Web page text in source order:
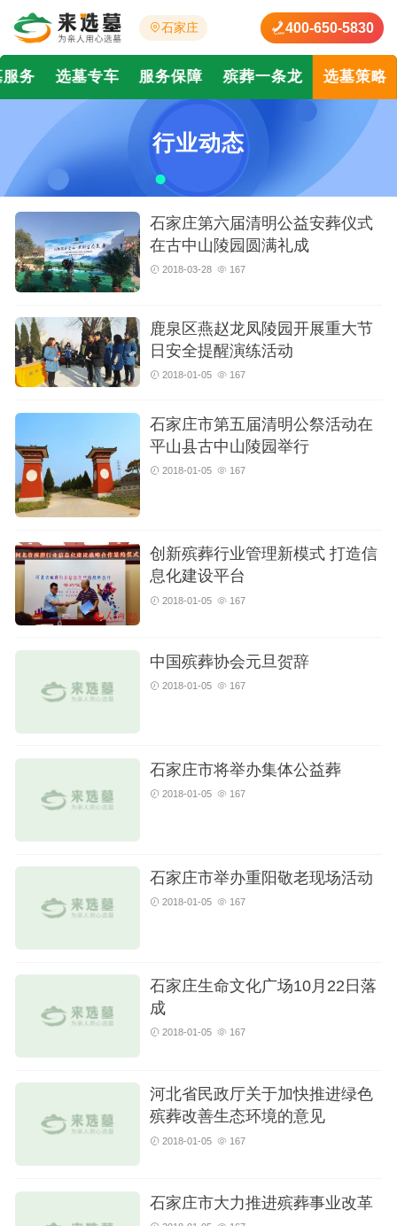
石家庄 400-650-5830
务 选墓专车 服务保障 殡葬一条龙 选墓策略
行业动态
石家庄第六届清明公益安葬仪式
在古中山陵园圆满礼成
2018-03-28 167
鹿泉区燕赵龙凤陵园开展重大节
日安全提醒演练活动
2018-01-05 167
石家庄市第五届清明公祭活动在
平山县古中山陵园举行
2018-01-05 167
创新殡葬行业管理新模式 打造信
息化建设平台
2018-01-05 167
中国殡葬协会元旦贺辞
2018-01-05 167
石家庄市将举办集体公益葬
2018-01-05 167
石家庄市举办重阳敬老现场活动
2018-01-05 167
石家庄生命文化广场10月22日落
成
2018-01-05 167
河北省民政厅关于加快推进绿色
殡葬改善生态环境的意见
2018-01-05 167
石家庄市大力推进殡葬事业改革